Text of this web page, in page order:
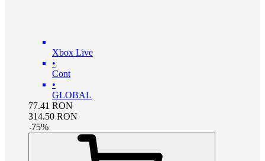
Xbox Live
•
Cont
•
GLOBAL
77.41 RON
314.50 RON
-75%